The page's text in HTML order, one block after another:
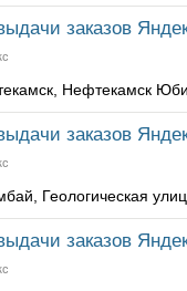
заказов
Нефтекамск
заказов
Геологическая
заказов